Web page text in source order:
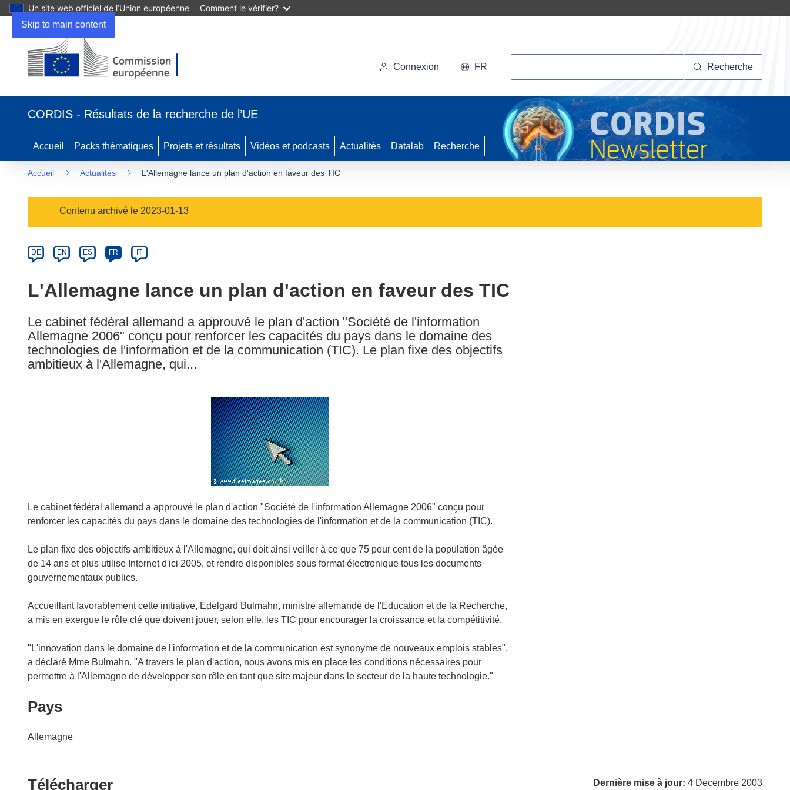
Skip to main content
Un site web officiel de l’Union européenne Comment le vérifier?
une
fenêtre)
Connexion FR Recherche
CORDIS - Résultats de la recherche de l’UE
Accueil Packs thématiques Projets et résultats Vidéos et podcasts Actualités Datalab Recherche
Accueil Actualités L'Allemagne lance un plan d'action en faveur des TIC
Category
Contenu archivé le 2023-01-13
Article
available
the
languages:
DE EN ES FR IT
L'Allemagne lance un plan d'action en faveur des TIC
Le cabinet fédéral allemand a approuvé le plan d'action "Société de l'information
Allemagne 2006" conçu pour renforcer les capacités du pays dans le domaine des
technologies de l'information et de la communication (TIC). Le plan fixe des objectifs
ambitieux à l'Allemagne, qui...
Le cabinet fédéral allemand a approuvé le plan d'action "Société de l'information Allemagne 2006" conçu pour
renforcer les capacités du pays dans le domaine des technologies de l'information et de la communication (TIC).
Le plan fixe des objectifs ambitieux à l'Allemagne, qui doit ainsi veiller à ce que 75 pour cent de la population âgée
de 14 ans et plus utilise Internet d'ici 2005, et rendre disponibles sous format électronique tous les documents
gouvernementaux publics.
Accueillant favorablement cette initiative, Edelgard Bulmahn, ministre allemande de l'Education et de la Recherche,
a mis en exergue le rôle clé que doivent jouer, selon elle, les TIC pour encourager la croissance et la compétitivité.
"L'innovation dans le domaine de l'information et de la communication est synonyme de nouveaux emplois stables",
a déclaré Mme Bulmahn. "A travers le plan d'action, nous avons mis en place les conditions nécessaires pour
permettre à l'Allemagne de développer son rôle en tant que site majeur dans le secteur de la haute technologie."
Pays
Allemagne
TéléchargerTélécharger
Dernière mise à jour: 4 Decembre 2003